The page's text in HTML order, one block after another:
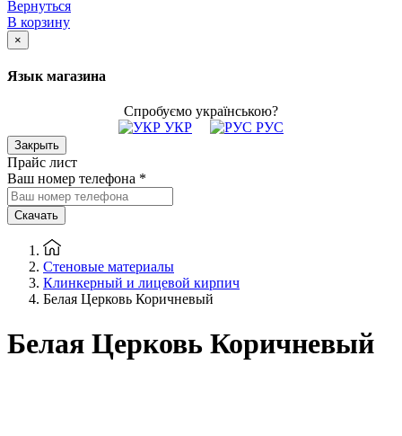
Вернуться
В корзину
×
Язык магазина
Спробуємо українською?
УКР
РУС
Закрыть
Прайс лист
Ваш номер телефона *
Скачать
Стеновые материалы
Клинкерный и лицевой кирпич
Белая Церковь Коричневый
Белая Церковь Коричневый